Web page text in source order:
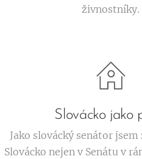
živnostníky.
Slovácko jako
Jako slovácký senátor
Slovácko nejen v Senátu v